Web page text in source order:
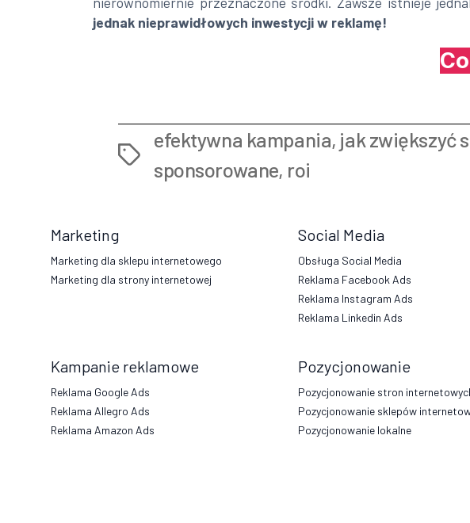
jednak nieprawidłowych inwestycji w reklamę!
Tags
efektywna kampania, jak zwiększyć
sponsorowane, roi
Marketing
Marketing dla sklepu internetowego
Marketing dla strony internetowej
Social Media
Obsługa Social Media
Reklama Facebook Ads
Reklama Instagram Ads
Reklama Linkedin Ads
Kampanie reklamowe
Reklama Google Ads
Reklama Allegro Ads
Reklama Amazon Ads
Pozycjonowanie
Pozycjonowanie stron
Pozycjonowanie sklepów
Pozycjonowanie lokalne